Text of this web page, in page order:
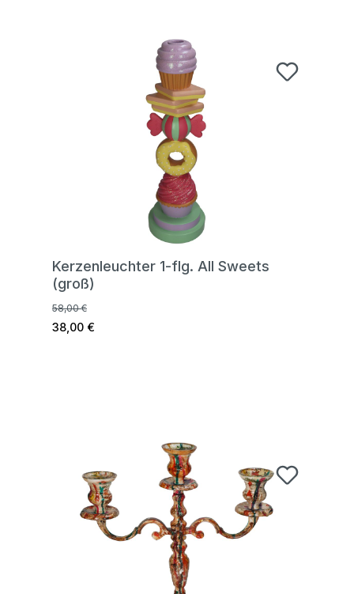
Kerzenleuchter 1-flg. All Sweets
(groß)
58,00 €
38,00 €